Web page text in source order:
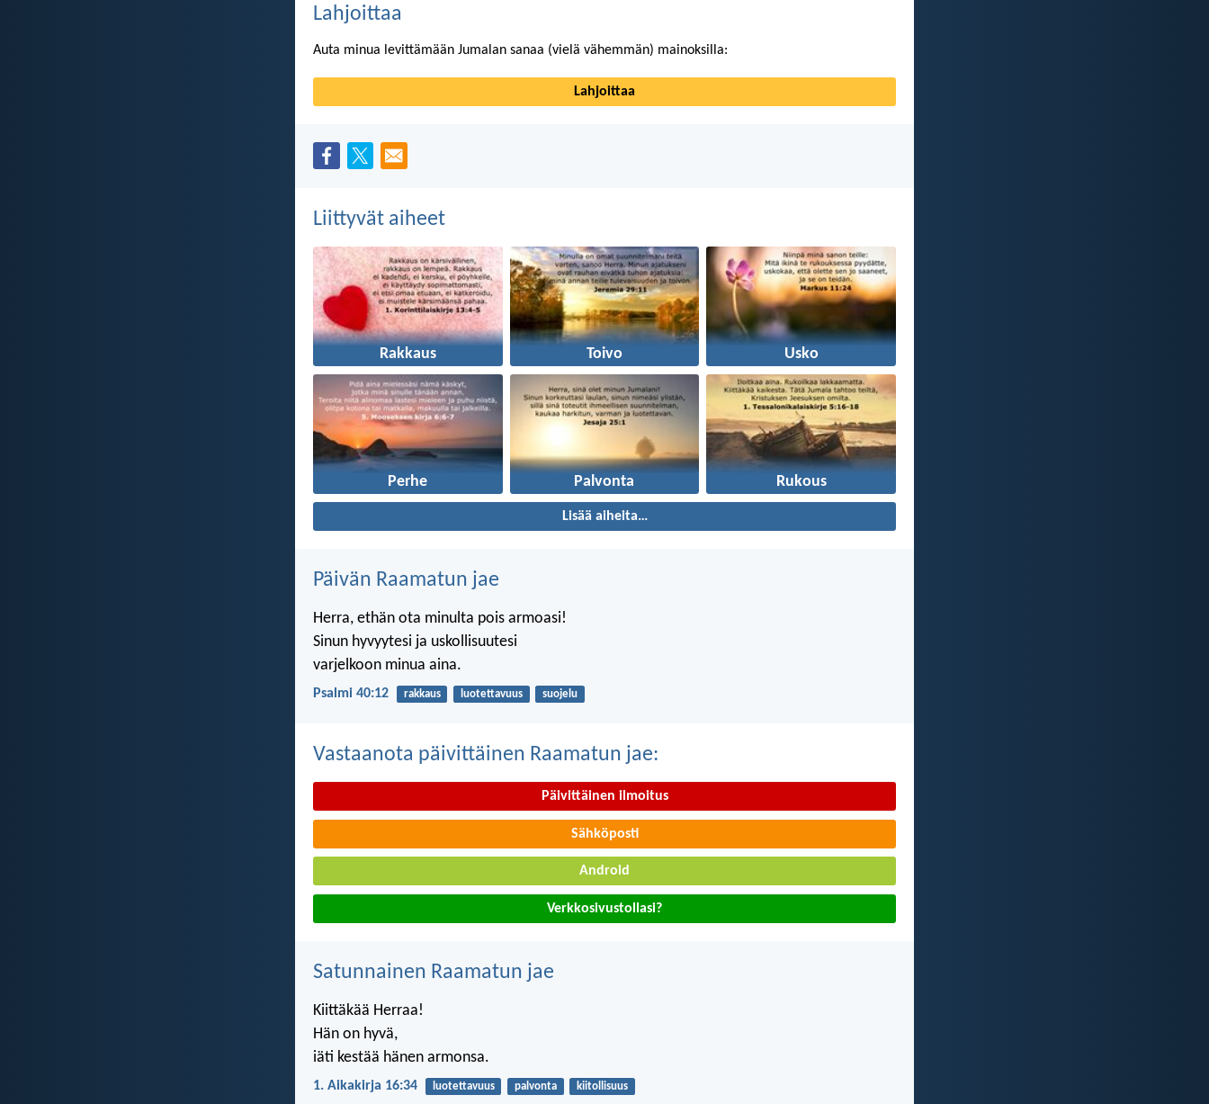
Lahjoittaa
Auta minua levittämään Jumalan sanaa (vielä vähemmän) mainoksilla:
Lahjoittaa
Liittyvät aiheet
Rakkaus Toivo Usko
Perhe Palvonta Rukous
Lisää aiheita…
Päivän Raamatun jae
Herra, ethän ota minulta pois armoasi!
Sinun hyvyytesi ja uskollisuutesi
varjelkoon minua aina.
Psalmi 40:12 rakkaus luotettavuus suojelu
Vastaanota päivittäinen Raamatun jae:
Päivittäinen ilmoitus
Sähköposti
Android
Verkkosivustollasi?
Satunnainen Raamatun jae
Kiittäkää Herraa!
Hän on hyvä,
iäti kestää hänen armonsa.
1. Aikakirja 16:34 luotettavuus palvonta kiitollisuus